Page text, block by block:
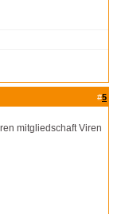
#5
mitgliedschaft Viren